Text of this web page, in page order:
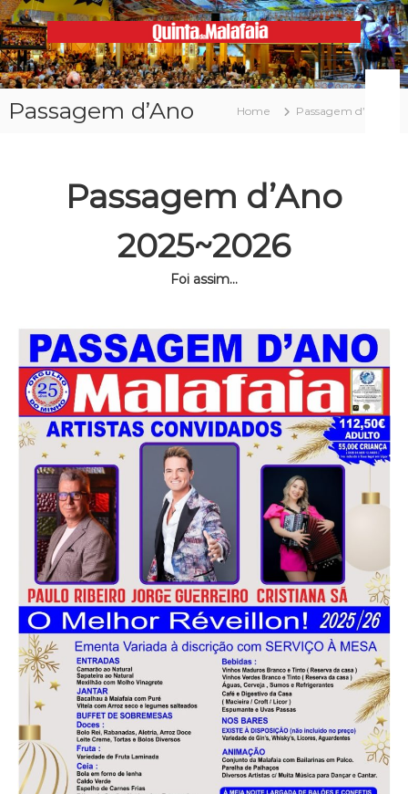
Skip
to
content
Malafaia
O
maior
arraial
minhoto
Passagem d’Ano Home Passagem d’Ano
Passagem d’Ano
2025~2026
Foi assim…